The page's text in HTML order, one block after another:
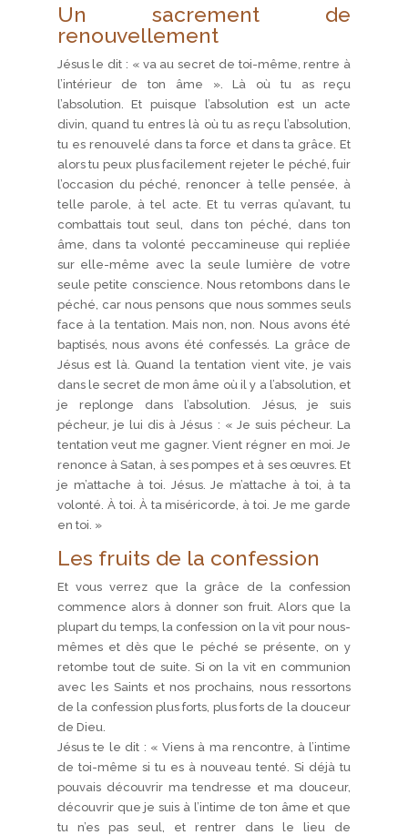
Un sacrement de
renouvellement
Jésus le dit : « va au secret de toi-même, rentre à
l’intérieur de ton âme ». Là où tu as reçu
l’absolution. Et puisque l’absolution est un acte
divin, quand tu entres là où tu as reçu l’absolution,
tu es renouvelé dans ta force et dans ta grâce. Et
alors tu peux plus facilement rejeter le péché, fuir
l’occasion du péché, renoncer à telle pensée, à
telle parole, à tel acte. Et tu verras qu’avant, tu
combattais tout seul, dans ton péché, dans ton
âme, dans ta volonté peccamineuse qui repliée
sur elle-même avec la seule lumière de votre
seule petite conscience. Nous retombons dans le
péché, car nous pensons que nous sommes seuls
face à la tentation. Mais non, non. Nous avons été
baptisés, nous avons été confessés. La grâce de
Jésus est là. Quand la tentation vient vite, je vais
dans le secret de mon âme où il y a l’absolution, et
je replonge dans l’absolution. Jésus, je suis
pécheur, je lui dis à Jésus : « Je suis pécheur. La
tentation veut me gagner. Vient régner en moi. Je
renonce à Satan, à ses pompes et à ses œuvres. Et
je m’attache à toi. Jésus. Je m’attache à toi, à ta
volonté. À toi. À ta miséricorde, à toi. Je me garde
en toi. »
Les fruits de la confession
Et vous verrez que la grâce de la confession
commence alors à donner son fruit. Alors que la
plupart du temps, la confession on la vit pour nous-
mêmes et dès que le péché se présente, on y
retombe tout de suite. Si on la vit en communion
avec les Saints et nos prochains, nous ressortons
de la confession plus forts, plus forts de la douceur
de Dieu.
Jésus te le dit : « Viens à ma rencontre, à l’intime
de toi-même si tu es à nouveau tenté. Si déjà tu
pouvais découvrir ma tendresse et ma douceur,
découvrir que je suis à l’intime de ton âme et que
tu n’es pas seul, et rentrer dans le lieu de